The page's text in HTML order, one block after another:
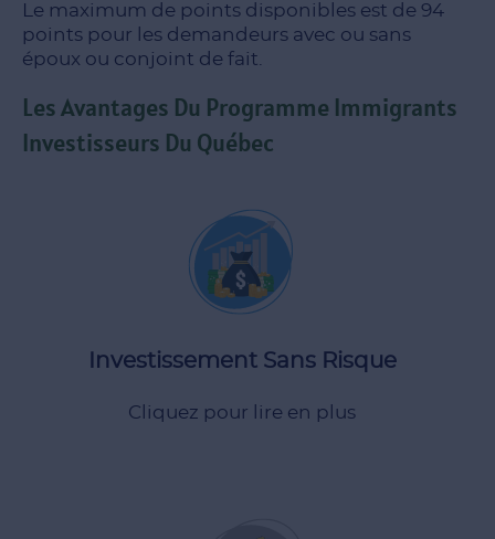
Le maximum de points disponibles est de 94
points pour les demandeurs avec ou sans
époux ou conjoint de fait.
Les Avantages Du Programme Immigrants
Investisseurs Du Québec
Investissement Sans Risque
Cliquez pour lire en plus
par le gouvernement du Québec et remboursé
intégralement après cinq ans.